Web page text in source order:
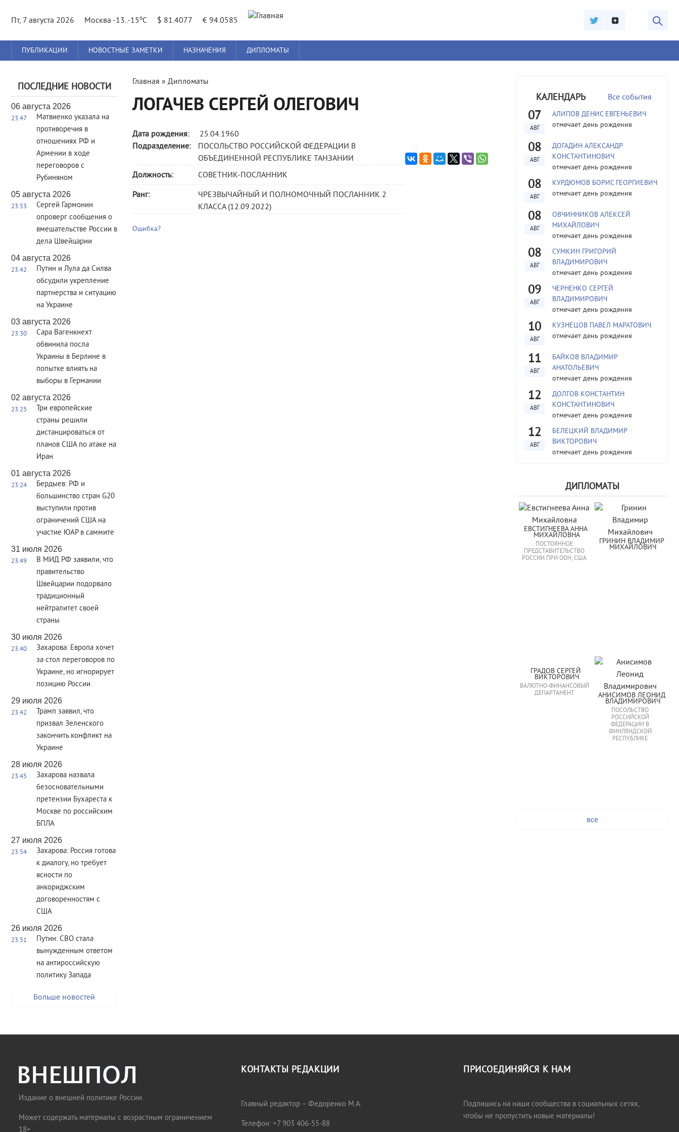
Пт, 7 августа 2026
Москва -13..-15oC $ 81.4077 € 94.0585
Главное
меню
ПУБЛИКАЦИИ НОВОСТНЫЕ ЗАМЕТКИ НАЗНАЧЕНИЯ ДИПЛОМАТЫ
ПОСЛЕДНИЕ НОВОСТИ
06 августа 2026
23:47
Матвиенко указала на
противоречия в
отношениях РФ и
Армении в ходе
переговоров с
Рубиняном
05 августа 2026
23:53
Сергей Гармонин
опроверг сообщения о
вмешательстве России в
дела Швейцарии
04 августа 2026
23:42
Путин и Лула да Силва
обсудили укрепление
партнерства и ситуацию
на Украине
03 августа 2026
23:30
Сара Вагенкнехт
обвинила посла
Украины в Берлине в
попытке влиять на
выборы в Германии
02 августа 2026
23:25
Три европейские
страны решили
дистанцироваться от
планов США по атаке на
Иран
01 августа 2026
23:24
Бердыев: РФ и
большинство стран G20
выступили против
ограничений США на
участие ЮАР в саммите
31 июля 2026
23:49
В МИД РФ заявили, что
правительство
Швейцарии подорвало
традиционный
нейтралитет своей
страны
30 июля 2026
23:40
Захарова: Европа хочет
за стол переговоров по
Украине, но игнорирует
позицию России
29 июля 2026
23:42
Трамп заявил, что
призвал Зеленского
закончить конфликт на
Украине
28 июля 2026
23:45
Захарова назвала
безосновательными
претензии Бухареста к
Москве по российским
БПЛА
27 июля 2026
23:54
Захарова: Россия готова
к диалогу, но требует
ясности по
анкориджским
договоренностям с
США
26 июля 2026
23:51
Путин: СВО стала
вынужденным ответом
на антироссийскую
политику Запада
Больше новостей
Вы
здесь
Главная » Дипломаты
ЛОГАЧЕВ СЕРГЕЙ ОЛЕГОВИЧ
Дата рождения:
25.04.1960
Подразделение:
ПОСОЛЬСТВО РОССИЙСКОЙ ФЕДЕРАЦИИ В
ОБЪЕДИНЕННОЙ РЕСПУБЛИКЕ ТАНЗАНИИ
Должность:
СОВЕТНИК-ПОСЛАННИК
Ранг:
ЧРЕЗВЫЧАЙНЫЙ И ПОЛНОМОЧНЫЙ ПОСЛАННИК 2
КЛАССА (12.09.2022)
Ошибка?
КАЛЕНДАРЬ Все события
07
АВГ
АЛИПОВ ДЕНИС ЕВГЕНЬЕВИЧ
отмечает день рождения
08
АВГ
ДОГАДИН АЛЕКСАНДР
КОНСТАНТИНОВИЧ
отмечает день рождения
08
АВГ
КУРДЮМОВ БОРИС ГЕОРГИЕВИЧ
отмечает день рождения
08
АВГ
ОВЧИННИКОВ АЛЕКСЕЙ
МИХАЙЛОВИЧ
отмечает день рождения
08
АВГ
СУМКИН ГРИГОРИЙ
ВЛАДИМИРОВИЧ
отмечает день рождения
09
АВГ
ЧЕРНЕНКО СЕРГЕЙ
ВЛАДИМИРОВИЧ
отмечает день рождения
10
АВГ
КУЗНЕЦОВ ПАВЕЛ МАРАТОВИЧ
отмечает день рождения
11
АВГ
БАЙКОВ ВЛАДИМИР
АНАТОЛЬЕВИЧ
отмечает день рождения
12
АВГ
ДОЛГОВ КОНСТАНТИН
КОНСТАНТИНОВИЧ
отмечает день рождения
12
АВГ
БЕЛЕЦКИЙ ВЛАДИМИР
ВИКТОРОВИЧ
отмечает день рождения
ДИПЛОМАТЫ
ЕВСТИГНЕЕВА АННА
МИХАЙЛОВНА
ПОСТОЯННОЕ
ПРЕДСТАВИТЕЛЬСТВО
РОССИИ ПРИ ООН, США
ГРИНИН ВЛАДИМИР
МИХАЙЛОВИЧ
ГРАДОВ СЕРГЕЙ
ВИКТОРОВИЧ
ВАЛЮТНО-ФИНАНСОВЫЙ
ДЕПАРТАМЕНТ
АНИСИМОВ ЛЕОНИД
ВЛАДИМИРОВИЧ
ПОСОЛЬСТВО
РОССИЙСКОЙ
ФЕДЕРАЦИИ В
ФИНЛЯНДСКОЙ
РЕСПУБЛИКЕ
все
Издание о внешней политике России.
Может содержать материалы с возрастным ограничением
КОНТАКТЫ РЕДАКЦИИ
Главный редактор – Федоренко М.А.
Телефон: +7 903 406-55-88
ПРИСОЕДИНЯЙСЯ К НАМ
Подпишись на наши сообщества в социальных сетях,
чтобы не пропустить новые материалы!